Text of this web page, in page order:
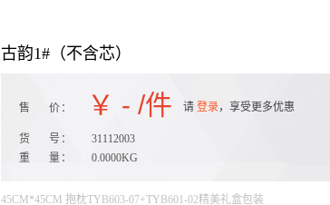
古韵1#（不含芯）
售 价： ￥ - /件 请 登录，享受更多优惠
货 号：
31112003
重 量：
0.0000KG
45CM*45CM 抱枕TYB603-07+TYB601-02精美礼盒包装